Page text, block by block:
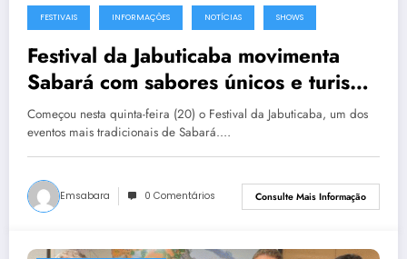
FESTIVAIS INFORMAÇÕES NOTÍCIAS SHOWS
Festival da Jabuticaba movimenta
Sabará com sabores únicos e turismo
fortalecido
Começou nesta quinta-feira (20) o Festival da Jabuticaba, um dos
eventos mais tradicionais de Sabará.…
Emsabara 0 Comentários Consulte Mais Informação